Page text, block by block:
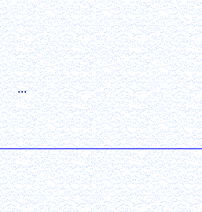
...